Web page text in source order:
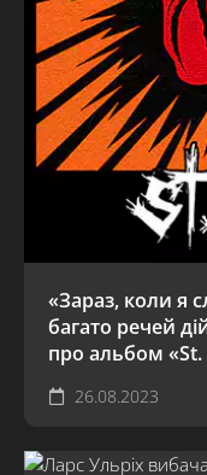
«Зараз, коли я
багато речей
про альбом «St.
26.08.2023